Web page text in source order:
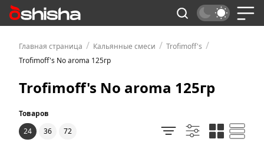
Главная страница / Кальянные смеси / Trofimoff's /
Trofimoff's No aroma 125гр
Trofimoff's No aroma 125гр
Товаров
24
36 72